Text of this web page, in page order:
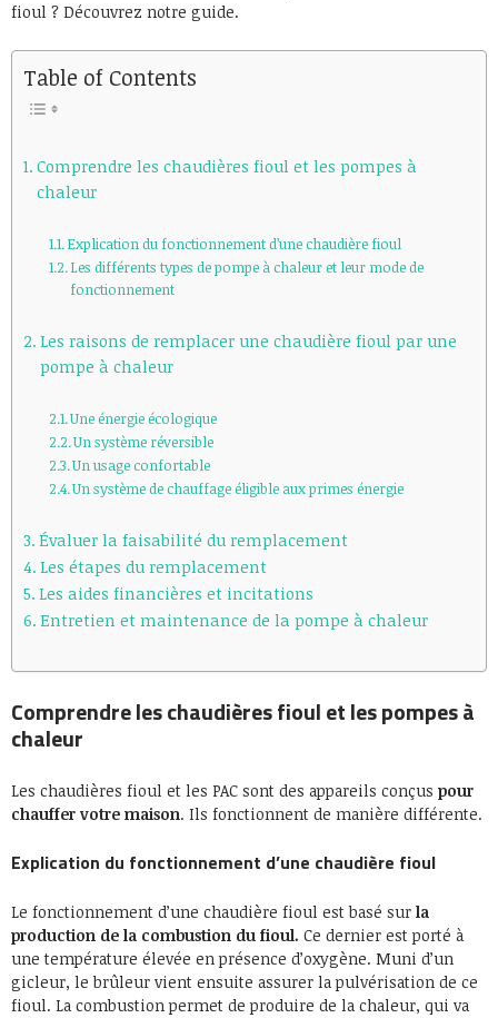
fioul ? Découvrez notre guide.
Table of Contents
Comprendre les chaudières fioul et les pompes à
chaleur
Explication du fonctionnement d’une chaudière fioul
Les différents types de pompe à chaleur et leur mode de
fonctionnement
Les raisons de remplacer une chaudière fioul par une
pompe à chaleur
Une énergie écologique
Un système réversible
Un usage confortable
Un système de chauffage éligible aux primes énergie
Évaluer la faisabilité du remplacement
Les étapes du remplacement
Les aides financières et incitations
Entretien et maintenance de la pompe à chaleur
Comprendre les chaudières fioul et les pompes à
chaleur
Les chaudières fioul et les PAC sont des appareils conçus pour
chauffer votre maison. Ils fonctionnent de manière différente.
Explication du fonctionnement d’une chaudière fioul
Le fonctionnement d’une chaudière fioul est basé sur la
production de la combustion du fioul. Ce dernier est porté à
une température élevée en présence d’oxygène. Muni d’un
gicleur, le brûleur vient ensuite assurer la pulvérisation de ce
fioul. La combustion permet de produire de la chaleur, qui va